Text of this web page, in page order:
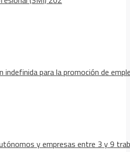
indefinida para la promoción de
y empresas entre 3 y 9